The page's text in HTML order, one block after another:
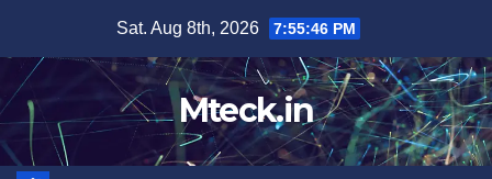
content
Sat. Aug 8th, 2026 7:55:46 PM
Mteck.in